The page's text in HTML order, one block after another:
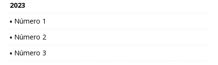
2023
▪ Número 1
▪ Número 2
▪ Número 3